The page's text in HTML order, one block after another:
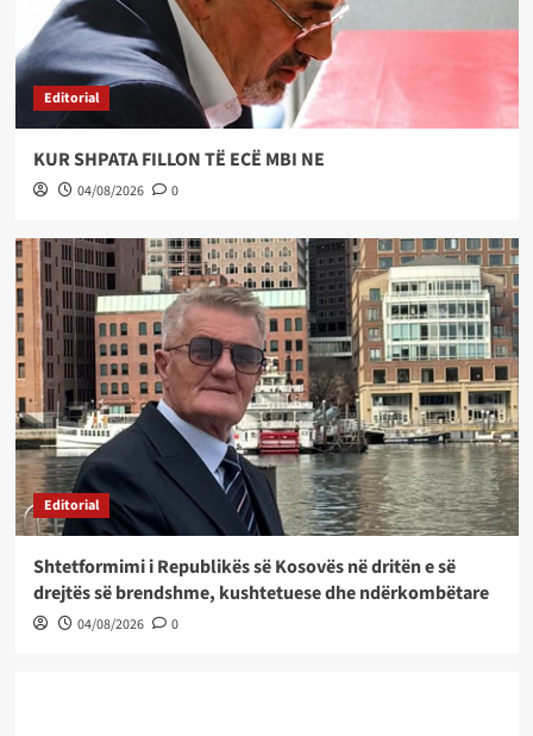
Editorial
KUR SHPATA FILLON TË ECË MBI NE
04/08/2026 0
Editorial
Shtetformimi i Republikës së Kosovës në dritën e së
drejtës së brendshme, kushtetuese dhe ndërkombëtare
04/08/2026 0